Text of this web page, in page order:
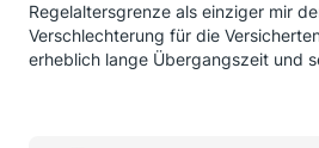
Regelaltersgrenze als einziger mir
Verschlechterung für die
erheblich lange Übergangszeit und